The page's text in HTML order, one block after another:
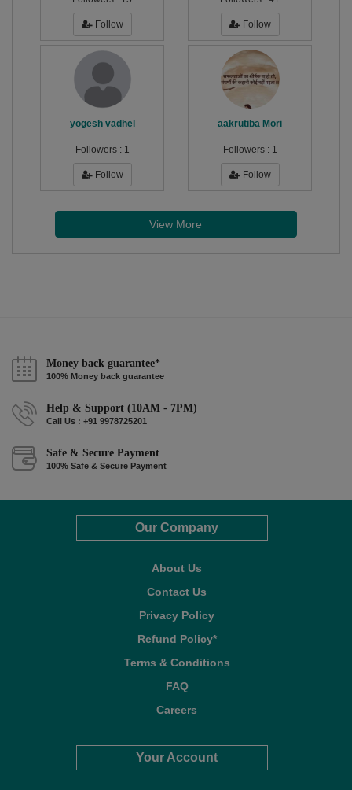
Follow Follow
yogesh vadhel
Followers : 1
Follow
aakrutiba Mori
Followers : 1
Follow
View More
Money back guarantee*
100% Money back guarantee
Help & Support (10AM - 7PM)
Call Us : +91 9978725201
Safe & Secure Payment
100% Safe & Secure Payment
Our Company
About Us
Contact Us
Privacy Policy
Refund Policy*
Terms & Conditions
FAQ
Careers
Your Account